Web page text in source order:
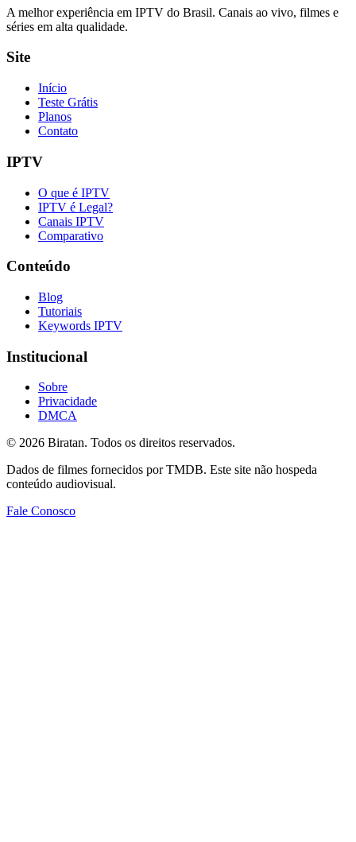
A melhor experiência em IPTV do Brasil. Canais ao vivo, filmes e
séries em alta qualidade.
Site
Início
Teste Grátis
Planos
Contato
IPTV
O que é IPTV
IPTV é Legal?
Canais IPTV
Comparativo
Conteúdo
Blog
Tutoriais
Keywords IPTV
Institucional
Sobre
Privacidade
DMCA
© 2026 Biratan. Todos os direitos reservados.
Dados de filmes fornecidos por TMDB. Este site não hospeda
conteúdo audiovisual.
Fale Conosco